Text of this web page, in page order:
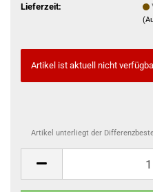
Lieferzeit:
Artikel ist aktuell nicht
Artikel unterliegt der